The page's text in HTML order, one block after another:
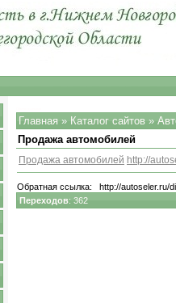
Главная » Каталог сайтов »
Продажа автомобилей
Продажа автомобилей http://
Обратная ссылка: http://autoseler.ru/
Переходов: 362